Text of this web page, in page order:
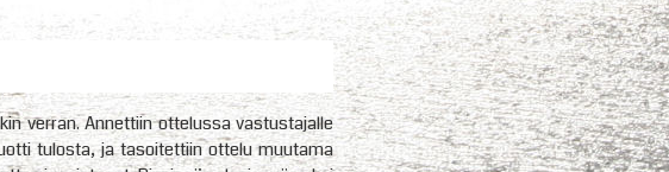
verran. Annettiin ottelussa vastustajalle
tulosta, ja tasoitettiin ottelu muutama